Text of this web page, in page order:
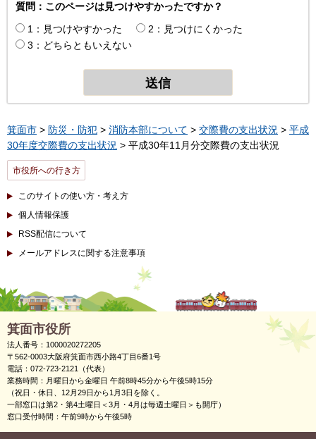
質問：このページは見つけやすかったですか？
1：見つけやすかった
2：見つけにくかった
3：どちらともいえない
箕面市 > 防災・防犯 > 消防本部について > 交際費の支出状況 > 平成
30年度交際費の支出状況 > 平成30年11月分交際費の支出状況
市役所への行き方
このサイトの使い方・考え方
個人情報保護
RSS配信について
メールアドレスに関する注意事項
箕面市役所
法人番号：1000020272205
〒562-0003大阪府箕面市西小路4丁目6番1号
電話：072-723-2121（代表）
業務時間：月曜日から金曜日 午前8時45分から午後5時15分
（祝日・休日、12月29日から1月3日を除く。
一部窓口は第2・第4土曜日＜3月・4月は毎週土曜日＞も開庁）
窓口受付時間：午前9時から午後5時